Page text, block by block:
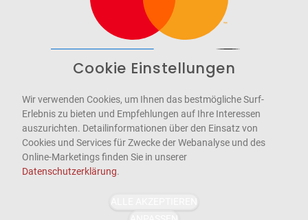
WCAG-2.1-AA
Cookie Einstellungen
Wir verwenden Cookies, um Ihnen das bestmögliche Surf-
Erlebnis zu bieten und Empfehlungen auf Ihre Interessen
auszurichten. Detailinformationen über den Einsatz von
Cookies und Services für Zwecke der Webanalyse und des
Online-Marketings finden Sie in unserer
Datenschutzerklärung.
ALLE AKZEPTIEREN